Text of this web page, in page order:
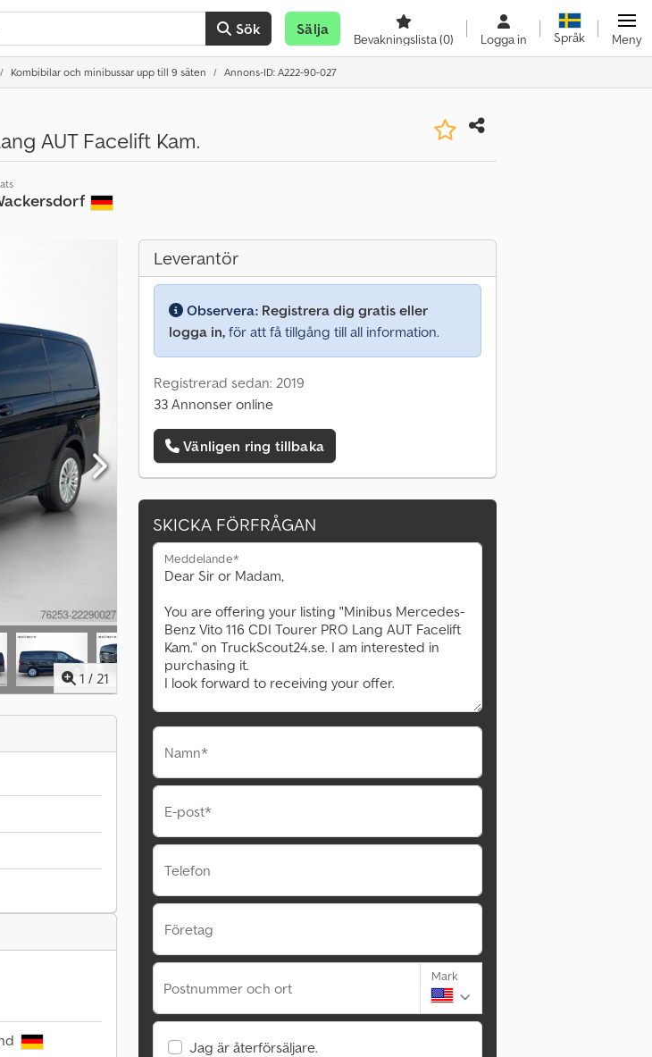
Sök Sälja
Bevakningslista(0) Logga in Språk Meny
Kombibilar och minibussar upp till 9 säten Annons-ID: A222-90-027
AUT Facelift Kam.
1 / 21
Leverantör
Observera: Registrera dig gratis eller
logga in, för att få tillgång till all information.
Registrerad sedan: 2019
33 Annonser online
Vänligen ring tillbaka
SKICKA FÖRFRÅGAN
Meddelande*
Namn*
E-post*
Telefon
Företag
Postnummer och ort
Mark
Jag är återförsäljare.